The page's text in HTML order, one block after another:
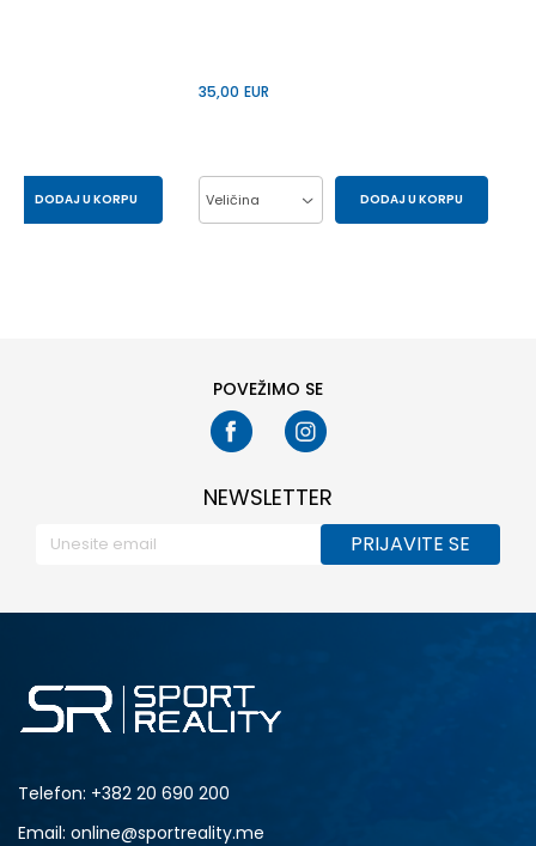
DODAJ U KORPU
35,00 EUR
Veličina DODAJ U KORPU
POVEŽIMO SE
NEWSLETTER
PRIJAVITE SE
Telefon: +382 20 690 200
Email: online@sportreality.me